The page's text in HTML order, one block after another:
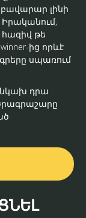
լինի
հազիվ թե
ից որևէ
սպառում
դրա